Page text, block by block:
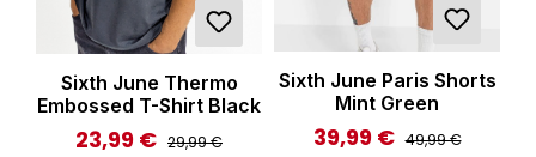
Sixth June Thermo
Embossed T-Shirt Black
Verkaufspreis:
23,99 € Regulärer Preis:
29,99 €
Sixth June Paris Shorts
Mint Green
Verkaufspreis:
39,99 € Regulärer Preis:
49,99 €